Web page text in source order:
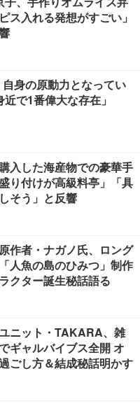
ス入れる発想がすごい」
身の原動力となってい
で1番偉大な存在」
入した海産物での豪華手
り付けが高級料亭」「具
そう」と反響
作者・ナガノ氏、ロング
人魚の島のひみつ」制作
クター誕生秘話語る
ニット・TAKARA、雑
ギャルバイブス全開 オ
ごし方＆結成秘話明かす